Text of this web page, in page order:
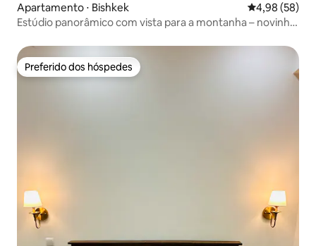
Apartamento ⋅ Bishkek 4,98 de uma
4,98 (58)
Estúdio panorâmico com vista para a montanha – novinho
Preferido dos hóspedes
Preferido dos hóspedes